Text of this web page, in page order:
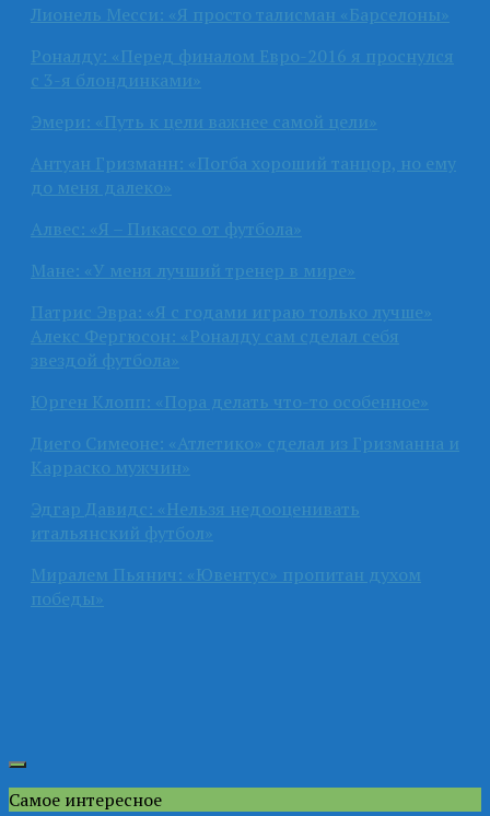
Лионель Месси: «Я просто талисман «Барселоны»
Роналду: «Перед финалом Евро-2016 я проснулся
с 3-я блондинками»
Эмери: «Путь к цели важнее самой цели»
Антуан Гризманн: «Погба хороший танцор, но ему
до меня далеко»
Алвес: «Я – Пикассо от футбола»
Мане: «У меня лучший тренер в мире»
Патрис Эвра: «Я с годами играю только лучше»
Алекс Фергюсон: «Роналду сам сделал себя
звездой футбола»
Юрген Клопп: «Пора делать что-то особенное»
Диего Симеоне: «Атлетико» сделал из Гризманна и
Карраско мужчин»
Эдгар Давидс: «Нельзя недооценивать
итальянский футбол»
Миралем Пьянич: «Ювентус» пропитан духом
победы»
Самое интересное